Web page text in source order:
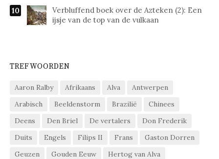
Verbluffend boek over de Azteken (2): Een
ijsje van de top van de vulkaan
TREFWOORDEN
Aaron Ralby Afrikaans Alva
Antwerpen
Arabisch
Beeldenstorm Brazilië
Chinees
Deens
Den Briel De vertalers
Don Frederik
Duits
Engels Filips II Frans
Gaston Dorren
Geuzen
Gouden Eeuw
Hertog van Alva